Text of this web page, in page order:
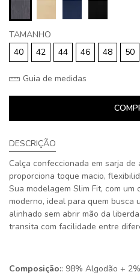
TAMANHO
40
42 44 46 48 50
Guia de medidas
DESCRIÇÃO
Calça confeccionada em sarja
proporciona toque macio,
Sua modelagem Slim Fit, com um
moderno, ideal para quem busca
alinhado sem abrir mão da
transita com facilidade entre
Composição:: 98% Algodão +